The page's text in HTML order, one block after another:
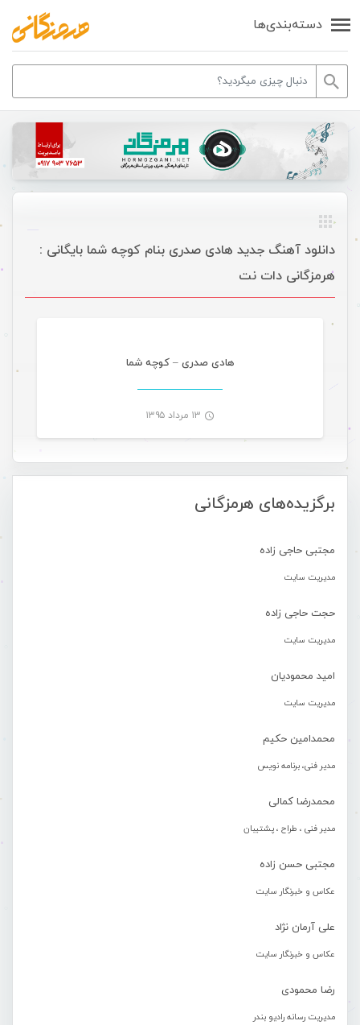
دسته‌بندی‌ها
برگزیده‌های هرمزگانی
مجتبی حاجی زاده
مدیریت سایت
حجت حاجی زاده
مدیریت سایت
امید محمودیان
مدیریت سایت
محمدامین حکیم
مدیر فنی، برنامه نویس
محمدرضا کمالی
مدیر فنی ، طراح ، پشتیبان
مجتبی حسن زاده
عکاس و خبرنگار سایت
علی آرمان نژاد
عکاس و خبرنگار سایت
رضا محمودی
مدیریت رسانه رادیو بندر
دانلود آهنگ جدید هادی صدری بنام کوچه شما بایگانی :
هرمزگانی دات نت
هادی صدری – کوچه شما
۱۳ مرداد ۱۳۹۵